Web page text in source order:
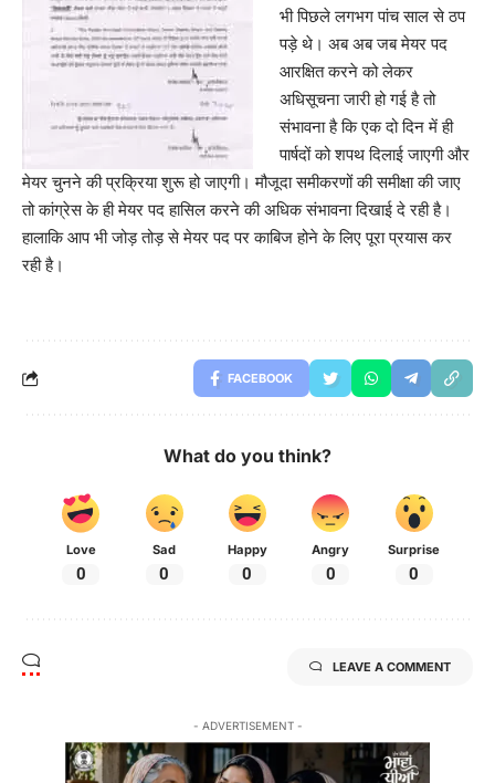
भी पिछले लगभग पांच साल से ठप
पड़े थे। अब अब जब मेयर पद
आरक्षित करने को लेकर
अधिसूचना जारी हो गई है तो
संभावना है कि एक दो दिन में ही
पार्षदों को शपथ दिलाई जाएगी और
मेयर चुनने की प्रक्रिया शुरू हो जाएगी। मौजूदा समीकरणों की समीक्षा की जाए
तो कांग्रेस के ही मेयर पद हासिल करने की अधिक संभावना दिखाई दे रही है।
हालाकि आप भी जोड़ तोड़ से मेयर पद पर काबिज होने के लिए पूरा प्रयास कर
रही है।
FACEBOOK
What do you think?
Love
0
Sad
0
Happy
0
Angry
0
Surprise
0
LEAVE A COMMENT
- ADVERTISEMENT -